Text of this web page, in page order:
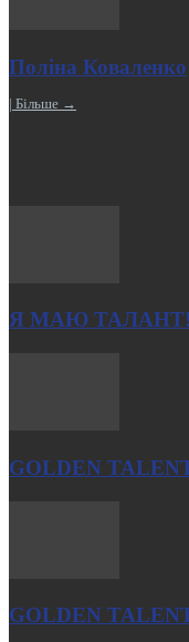
Поліна Коваленко
| Більше →
Я МАЮ ТАЛАНТ!
GOLDEN
GOLDEN